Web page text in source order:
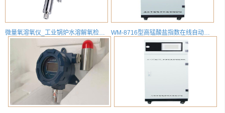
微量氧溶氧仪_工业锅炉水溶解氧检测分析仪DOG8218 WM-8716型高锰酸盐指数在线自动分析仪